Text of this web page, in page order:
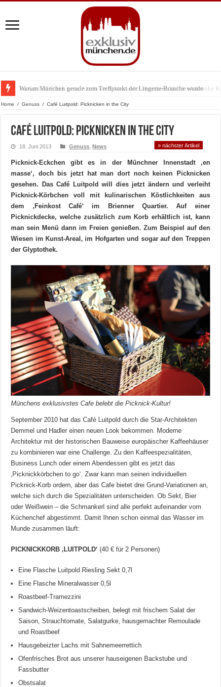
Warum München gerade zum Treffpunkt der Lingerie-Branche wurde
Home / Genuss / Café Luitpold: Picknicken in the City
Café Luitpold: Picknicken in the City
18. Juni 2013 Genuss ,News » nächster Artikel
Picknick-Eckchen gibt es in der Münchner Innenstadt ‚en
masse‘, doch bis jetzt hat man dort noch keinen Picknicken
gesehen. Das Café Luitpold will dies jetzt ändern und verleiht
Picknick-Körbchen voll mit kulinarischen Köstlichkeiten aus
dem ‚Feinkost Café‘ im Brienner Quartier. Auf einer
Picknickdecke, welche zusätzlich zum Korb erhältlich ist, kann
man sein Menü dann im Freien genießen. Zum Beispiel auf den
Wiesen im Kunst-Areal, im Hofgarten und sogar auf den Treppen
der Glyptothek.
Münchens exklusivstes Cafe belebt die Picknick-Kultur!
September 2010 hat das Café Luitpold durch die Star-Architekten
Demmel und Hadler einen neuen Look bekommen. Moderne
Architektur mit der historischen Bauweise europäischer Kaffeehäuser
zu kombinieren war eine Challenge. Zu den Kaffeespezialitäten,
Business Lunch oder einem Abendessen gibt es jetzt das
‚Picknickkörbchen to go‘. Zwar kann man seinen individuellen
Picknick-Korb ordern, aber das Cafe bietet drei Grund-Variationen an,
welche sich durch die Spezialitäten unterscheiden. Ob Sekt, Bier
oder Weißwein – die Schmankerl sind alle perfekt aufeinander vom
Küchenchef abgestimmt. Damit Ihnen schon einmal das Wasser im
Munde zusammen läuft:
PICKNICKKORB ‚LUITPOLD‘ (40 € für 2 Personen)
Eine Flasche Luitpold Riesling Sekt 0,7l
Eine Flasche Mineralwasser 0,5l
Roastbeef-Tramezzini
Sandwich-Weizentoastscheiben, belegt mit frischem Salat der
Saison, Strauchtomate, Salatgurke, hausgemachter Remoulade
und Roastbeef
Hausgebeizter Lachs mit Sahnemeerrettich
Ofenfrisches Brot aus unserer hauseigenen Backstube und
Fassbutter
Obstsalat